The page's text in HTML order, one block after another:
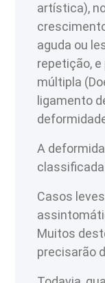
artística),
aguda ou
repetição,
múltipla
ligamento
A
classificada
Casos
Muitos
precisarão